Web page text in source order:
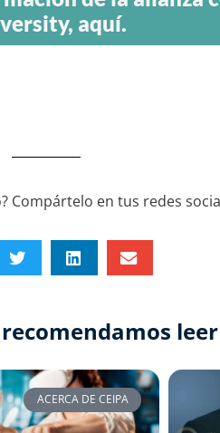
aquí.
Compártelo en tus redes
leer
ACERCA DE CEIPA